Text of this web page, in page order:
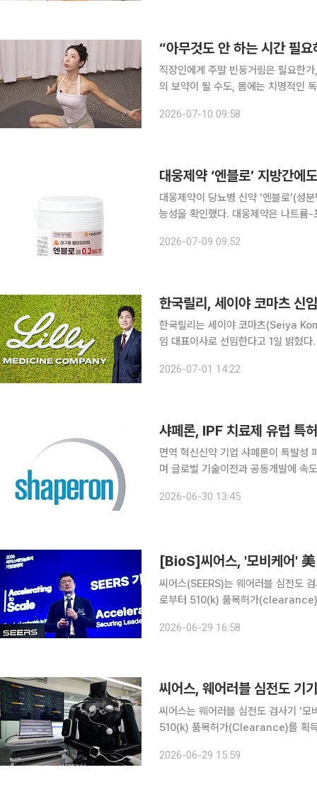
“아무것도 안 하는 시간 필
직장인에게 주말 빈둥거림은 필요한
의 보약이 될 수도, 몸에는 치명적인 독이 될 수도 있다"
2026-07-10 09:58
대웅제약 ‘엔블로’ 지방간
대웅제약이 당뇨병 신약 ‘엔블로’(성
능성을 확인했다. 대웅제약은 나트륨-포도당 공동수송체-2(SGLT-2) 억제제 계열 당뇨병 신약 엔
대사(Diabetes, Obesity and
2026-07-09 09:52
한국릴리, 세이야 코마츠 신
한국릴리는 세이야 코마츠(Seiya
임 대표이사로 선임한다고 1일 밝혔다. 세이야 코마츠 신임 대표이사는 일라이 릴리 앤드 컴퍼니
2026-07-01 14:22
면역 혁신신약 기업 샤페론이 특발성
며 글로벌 기술이전과 공동개발에 속
섬유증(IPF) 치료제 후보물질 '누풀
2026-06-30 13:45
[BioS]씨어스, '모비케어'
씨어스(SEERS)는 웨어러블 심전도
로부터 510(k) 품목허가(clearance)
분기 품목허가를 예상한 바 있다. 씨어
2026-06-29 16:58
씨어스, 웨어러블 심전도 기
씨어스는 웨어러블 심전도 검사기 ‘
510(k) 품목허가(Clearance)를 획득했다고 29일 밝혔다.
2026-06-29 15:59